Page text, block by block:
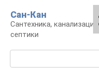
контенту
Сан-Кан
Сантехника,
септики